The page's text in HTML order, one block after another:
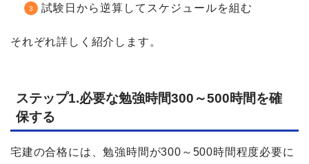
試験日から逆算してスケジュールを組む
それぞれ詳しく紹介します。
ステップ1.必要な勉強時間300～500時間を確
保する
宅建の合格には、勉強時間が300～500時間程度必要に